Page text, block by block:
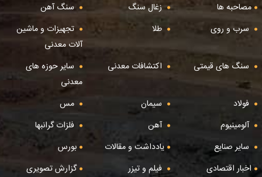
مصاحبه ها
زغال سنگ
سنگ آهن
سرب و روی
طلا
تجهیزات و ماشین
آلات معدنی
سنگ های قیمتی
اکتشافات معدنی
سایر حوزه های
معدنی
فولاد
سیمان
مس
آلومینیوم
آهن
فلزات گرانبها
سایر صنایع
یادداشت و مقالات
بورس
اخبار اقتصادی
فیلم و تیزر
گزارش تصویری